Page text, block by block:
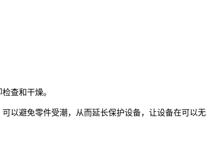
查和干燥。
以避免零件受潮，从而延长保护设备，让设备在可以无